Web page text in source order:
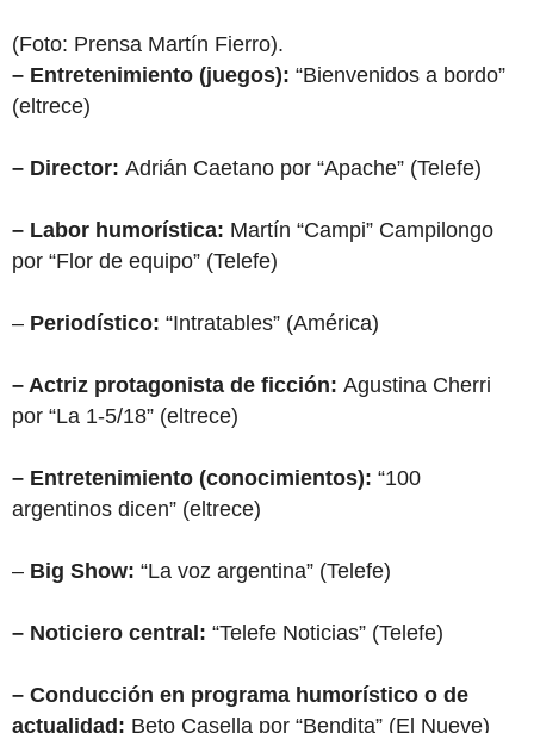
(Foto: Prensa Martín Fierro).
– Entretenimiento (juegos): “Bienvenidos a bordo”
(eltrece)
– Director: Adrián Caetano por “Apache” (Telefe)
– Labor humorística: Martín “Campi” Campilongo
por “Flor de equipo” (Telefe)
– Periodístico: “Intratables” (América)
– Actriz protagonista de ficción: Agustina Cherri
por “La 1-5/18” (eltrece)
– Entretenimiento (conocimientos): “100
argentinos dicen” (eltrece)
– Big Show: “La voz argentina” (Telefe)
– Noticiero central: “Telefe Noticias” (Telefe)
– Conducción en programa humorístico o de
actualidad: Beto Casella por “Bendita” (El Nueve)